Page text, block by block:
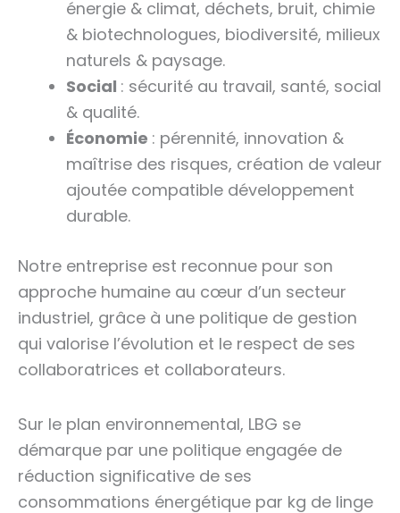
énergie & climat, déchets, bruit, chimie
& biotechnologues, biodiversité, milieux
naturels & paysage.
Social : sécurité au travail, santé, social
& qualité.
Économie : pérennité, innovation &
maîtrise des risques, création de valeur
ajoutée compatible développement
durable.
Notre entreprise est reconnue pour son
approche humaine au cœur d’un secteur
industriel, grâce à une politique de gestion
qui valorise l’évolution et le respect de ses
collaboratrices et collaborateurs.
Sur le plan environnemental, LBG se
démarque par une politique engagée de
réduction significative de ses
consommations énergétique par kg de linge